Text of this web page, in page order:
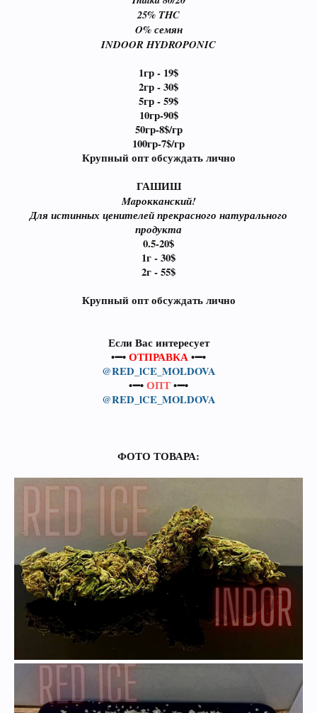
25% THC
O% семян
INDOOR HYDROPONIC
1гр - 19$
2гр - 30$
5гр - 59$
10гр-90$
50гр-8$/гр
100гр-7$/гр
Крупный опт обсуждать лично
ГАШИШ
Maрокканский!
Для истинных ценителей прекрасного натурального
продукта
0.5-20$
1г - 30$
2г - 55$
Крупный опт обсуждать лично
Если Вас интересует
•➖•ОТПРАВКА•➖•
@RED_lCE_MOLDOVA
•➖•ОПТ•➖•
@RED_lCE_MOLDOVA
ФОТО ТОВАРА: